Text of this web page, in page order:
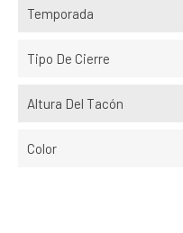
Temporada
Tipo De Cierre
Altura Del Tacón
Color